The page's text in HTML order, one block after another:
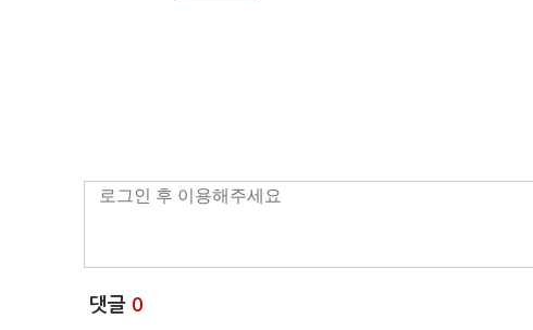
댓글 0